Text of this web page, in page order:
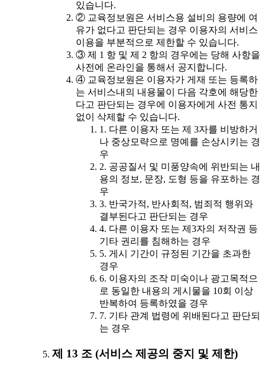
있습니다.
② 교육정보원은 서비스용 설비의 용량에 여
유가 없다고 판단되는 경우 이용자의 서비스
이용을 부분적으로 제한할 수 있습니다.
③ 제 1 항 및 제 2 항의 경우에는 당해 사항을
사전에 온라인을 통해서 공지합니다.
④ 교육정보원은 이용자가 게재 또는 등록하
는 서비스내의 내용물이 다음 각호에 해당한
다고 판단되는 경우에 이용자에게 사전 통지
없이 삭제할 수 있습니다.
1. 다른 이용자 또는 제 3자를 비방하거
나 중상모략으로 명예를 손상시키는 경
우
2. 공공질서 및 미풍양속에 위반되는 내
용의 정보, 문장, 도형 등을 유포하는 경
우
3. 반국가적, 반사회적, 범죄적 행위와
결부된다고 판단되는 경우
4. 다른 이용자 또는 제3자의 저작권 등
기타 권리를 침해하는 경우
5. 게시 기간이 규정된 기간을 초과한
경우
6. 이용자의 조작 미숙이나 광고목적으
로 동일한 내용의 게시물을 10회 이상
반복하여 등록하였을 경우
7. 기타 관계 법령에 위배된다고 판단되
는 경우
제 13 조 (서비스 제공의 중지 및 제한)